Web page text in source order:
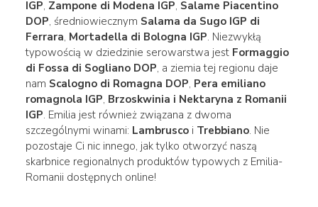
IGP, Zampone di Modena IGP, Salame Piacentino
DOP, średniowiecznym Salama da Sugo IGP di
Ferrara, Mortadella di Bologna IGP. Niezwykłą
typowością w dziedzinie serowarstwa jest Formaggio
di Fossa di Sogliano DOP, a ziemia tej regionu daje
nam Scalogno di Romagna DOP, Pera emiliano
romagnola IGP, Brzoskwinia i Nektaryna z Romanii
IGP. Emilia jest również związana z dwoma
szczególnymi winami: Lambruscoi Trebbiano. Nie
pozostaje Ci nic innego, jak tylko otworzyć naszą
skarbnice regionalnych produktów typowych z Emilia-
Romanii dostępnych online!